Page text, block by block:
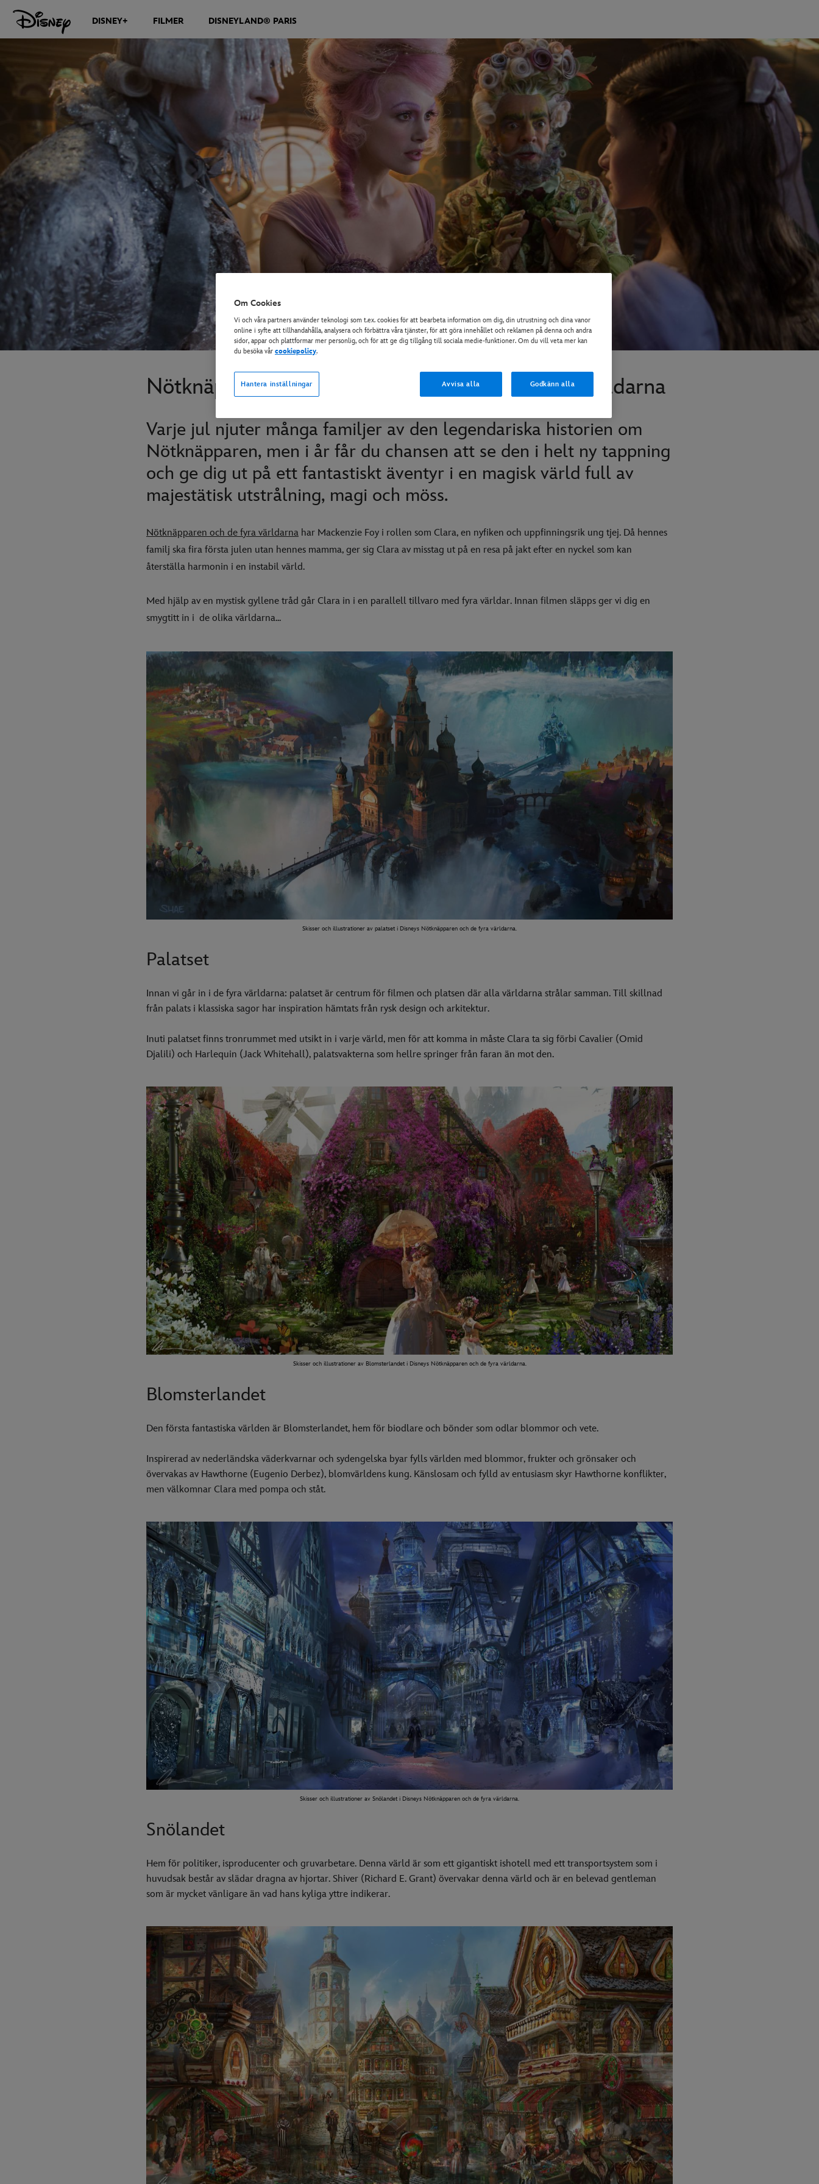
DISNEY+ FILMER DISNEYLAND® PARIS
Nötknäpparen och de fyra världarna: Utforska världarna
Varje jul njuter många familjer av den legendariska historien om
Nötknäpparen, men i år får du chansen att se den i helt ny tappning
och ge dig ut på ett fantastiskt äventyr i en magisk värld full av
majestätisk utstrålning, magi och möss.
Nötknäpparen och de fyra världarna har Mackenzie Foy i rollen som Clara, en nyfiken och uppfinningsrik ung tjej. Då hennes
familj ska fira första julen utan hennes mamma, ger sig Clara av misstag ut på en resa på jakt efter en nyckel som kan
återställa harmonin i en instabil värld.
Med hjälp av en mystisk gyllene tråd går Clara in i en parallell tillvaro med fyra världar. Innan filmen släpps ger vi dig en
smygtitt in i de olika världarna...
Skisser och illustrationer av palatset i Disneys Nötknäpparen och de fyra världarna.
Palatset
Innan vi går in i de fyra världarna: palatset är centrum för filmen och platsen där alla världarna strålar samman. Till skillnad
från palats i klassiska sagor har inspiration hämtats från rysk design och arkitektur.
Inuti palatset finns tronrummet med utsikt in i varje värld, men för att komma in måste Clara ta sig förbi Cavalier (Omid
Djalili) och Harlequin (Jack Whitehall), palatsvakterna som hellre springer från faran än mot den.
Skisser och illustrationer av Blomsterlandet i Disneys Nötknäpparen och de fyra världarna.
Blomsterlandet
Den första fantastiska världen är Blomsterlandet, hem för biodlare och bönder som odlar blommor och vete.
Inspirerad av nederländska väderkvarnar och sydengelska byar fylls världen med blommor, frukter och grönsaker och
övervakas av Hawthorne (Eugenio Derbez), blomvärldens kung. Känslosam och fylld av entusiasm skyr Hawthorne konflikter,
men välkomnar Clara med pompa och ståt.
Skisser och illustrationer av Snölandet i Disneys Nötknäpparen och de fyra världarna.
Snölandet
Hem för politiker, isproducenter och gruvarbetare. Denna värld är som ett gigantiskt ishotell med ett transportsystem som i
huvudsak består av slädar dragna av hjortar. Shiver (Richard E. Grant) övervakar denna värld och är en belevad gentleman
som är mycket vänligare än vad hans kyliga yttre indikerar.
Om Cookies
Vi och våra partners använder teknologi som t.ex. cookies för att bearbeta information om dig, din utrustning och dina vanor
online i syfte att tillhandahålla, analysera och förbättra våra tjänster, för att göra innehållet och reklamen på denna och andra
sidor, appar och plattformar mer personlig, och för att ge dig tillgång till sociala medie-funktioner. Om du vill veta mer kan
du besöka vår cookiepolicy.
Hantera inställningar Avvisa alla Godkänn alla